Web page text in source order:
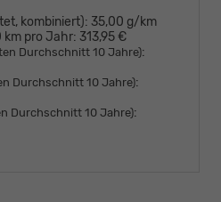
kombiniert): 35,00 g/km
km pro Jahr: 313,95 €
Durchschnitt 10 Jahre):
Durchschnitt 10 Jahre):
Durchschnitt 10 Jahre):